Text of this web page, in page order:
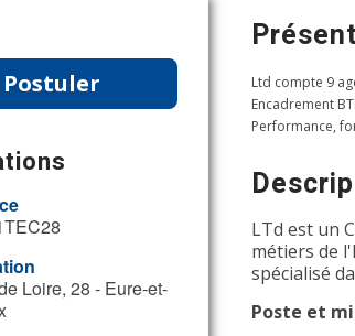
Postuler
Loire, 28 - Eure-et-
Ltd compte 9
Encadrement
Performance,
LTd est un
métiers de
spécialisé
Poste et